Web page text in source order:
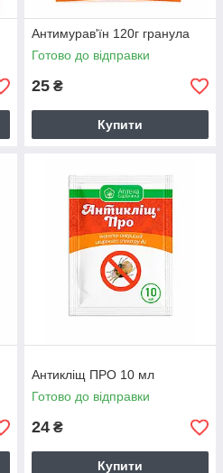
Антимурав'їн 120г гранула
Готово до відправки
25 ₴
Купити
Антикліщ ПРО 10 мл
Готово до відправки
24 ₴
Купити